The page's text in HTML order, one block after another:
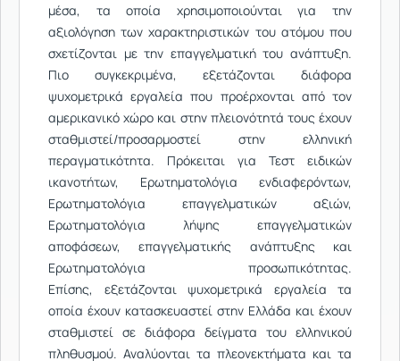
μέσα, τα οποία χρησιμοποιούνται για την
αξιολόγηση των χαρακτηριστικών του ατόμου που
σχετίζονται με την επαγγελματική του ανάπτυξη.
Πιο συγκεκριμένα, εξετάζονται διάφορα
ψυχομετρικά εργαλεία που προέρχονται από τον
αμερικανικό χώρο και στην πλειονότητά τους έχουν
σταθμιστεί/προσαρμοστεί στην ελληνική
περαγματικότητα. Πρόκειται για Τεστ ειδικών
ικανοτήτων, Ερωτηματολόγια ενδιαφερόντων,
Ερωτηματολόγια επαγγελματικών αξιών,
Ερωτηματολόγια λήψης επαγγελματικών
αποφάσεων, επαγγελματικής ανάπτυξης και
Ερωτηματολόγια προσωπικότητας.
Επίσης, εξετάζονται ψυχομετρικά εργαλεία τα
οποία έχουν κατασκευαστεί στην Ελλάδα και έχουν
σταθμιστεί σε διάφορα δείγματα του ελληνικού
πληθυσμού. Αναλύονται τα πλεονεκτήματα και τα